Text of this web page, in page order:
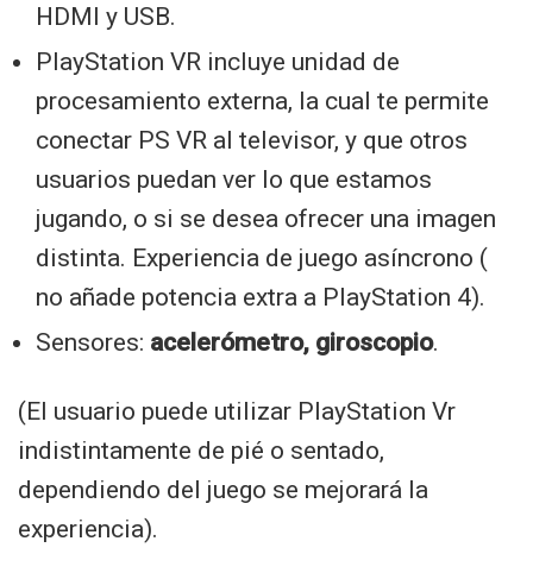
HDMI y USB.
PlayStation VR incluye unidad de
procesamiento externa, la cual te permite
conectar PS VR al televisor, y que otros
usuarios puedan ver lo que estamos
jugando, o si se desea ofrecer una imagen
distinta. Experiencia de juego asíncrono (
no añade potencia extra a PlayStation 4).
Sensores: acelerómetro, giroscopio.
(El usuario puede utilizar PlayStation Vr
indistintamente de pié o sentado,
dependiendo del juego se mejorará la
experiencia).